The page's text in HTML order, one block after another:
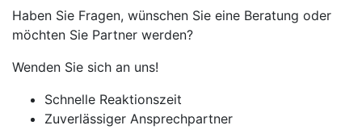
Haben Sie Fragen, wünschen Sie eine Beratung oder
möchten Sie Partner werden?
Wenden Sie sich an uns!
Schnelle Reaktionszeit
Zuverlässiger Ansprechpartner